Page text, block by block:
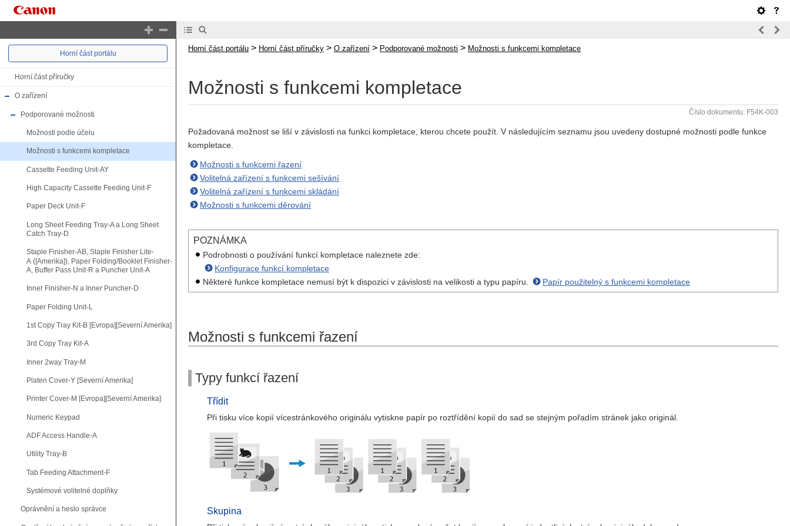
Horní část portálu
Horní část příručky
O zařízení
Podporované možnosti
Možnosti podle účelu
Možnosti s funkcemi kompletace
Cassette Feeding Unit-AY
High Capacity Cassette Feeding Unit-F
Paper Deck Unit-F
Long Sheet Feeding Tray-A a Long Sheet
Catch Tray-D
Staple Finisher-AB, Staple Finisher Lite-
A ([Amerika]), Paper Folding/Booklet Finisher-
A, Buffer Pass Unit-R a Puncher Unit-A
Inner Finisher-N a Inner Puncher-D
Paper Folding Unit-L
1st Copy Tray Kit-B [Evropa][Severní Amerika]
3rd Copy Tray Kit-A
Inner 2way Tray-M
Platen Cover-Y [Severní Amerika]
Printer Cover-M [Evropa][Severní Amerika]
Numeric Keypad
ADF Access Handle-A
Utility Tray-B
Tab Feeding Attachment-F
Systémové volitelné doplňky
Oprávnění a heslo správce
Horní část portálu > Horní část příručky > O zařízení > Podporované možnosti > Možnosti s funkcemi kompletace
Možnosti s funkcemi kompletace
Číslo dokumentu: F54K-003
Požadovaná možnost se liší v závislosti na funkci kompletace, kterou chcete použít. V následujícím seznamu jsou uvedeny dostupné možnosti podle funkce
kompletace.
Možnosti s funkcemi řazení
Volitelná zařízení s funkcemi sešívání
Volitelná zařízení s funkcemi skládání
Možnosti s funkcemi děrování
POZNÁMKA
Podrobnosti o používání funkcí kompletace naleznete zde:
Konfigurace funkcí kompletace
Některé funkce kompletace nemusí být k dispozici v závislosti na velikosti a typu papíru.
Papír použitelný s funkcemi kompletace
Možnosti s funkcemi řazení
Typy funkcí řazení
Třídit
Při tisku více kopií vícestránkového originálu vytiskne papír po roztřídění kopií do sad se stejným pořadím stránek jako originál.
Skupina